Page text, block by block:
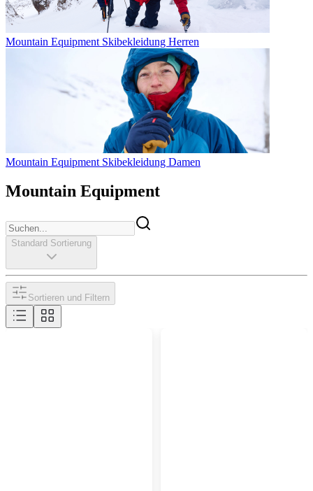
Mountain Equipment Skibekleidung Herren
Mountain Equipment Skibekleidung Damen
Mountain Equipment
Standard Sortierung
Sortieren und Filtern